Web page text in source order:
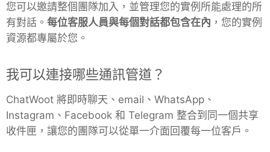
GitLab
Graylog
您可以邀請整個團隊加入，並管理您的實例所能處理的所
有對話。 每位客服人員與每個對話都包含在內 ，您的實例
資源都專屬於您。
我可以連接哪些通訊管道？
ChatWoot 將即時聊天、email、WhatsApp、
Instagram、Facebook 和 Telegram 整合到同一個共享
收件匣，讓您的團隊可以從單一介面回覆每一位客戶。